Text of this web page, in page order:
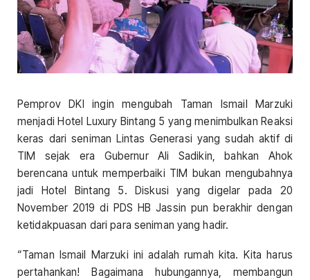
Pemprov DKI ingin mengubah Taman Ismail Marzuki
menjadi Hotel Luxury Bintang 5 yang menimbulkan Reaksi
keras dari seniman Lintas Generasi yang sudah aktif di
TIM sejak era Gubernur Ali Sadikin, bahkan Ahok
berencana untuk memperbaiki TIM bukan mengubahnya
jadi Hotel Bintang 5. Diskusi yang digelar pada 20
November 2019 di PDS HB Jassin pun berakhir dengan
ketidakpuasan dari para seniman yang hadir.
“Taman Ismail Marzuki ini adalah rumah kita. Kita harus
pertahankan! Bagaimana hubungannya, membangun